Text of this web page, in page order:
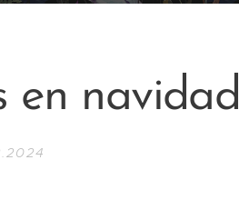
en navidad